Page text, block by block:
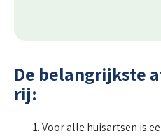
De belangrijkste
rij:
Voor alle huisartsen is